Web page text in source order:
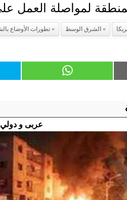
لمواصلة العمل
الشرق الوسط تطورات الأوضاع
عربى و دولي